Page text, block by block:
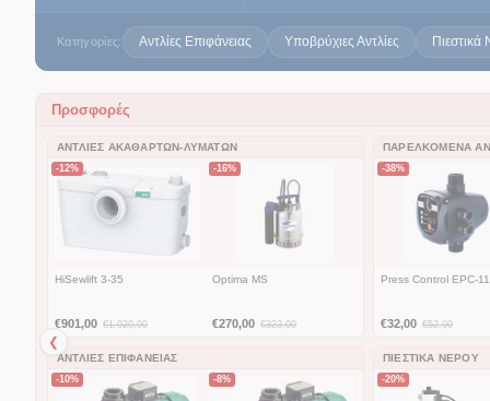
Κατηγορίες: Αντλίες Επιφάνειας Υποβρύχιες Αντλίες Πιεστικά
Προσφορές
❮
ΑΝΤΛΊΕΣ ΑΚΑΘΆΡΤΩΝ-ΛΥΜΆΤΩΝ
-12%
HiSewlift 3-35
€901,00 €1.020,00
-16%
Optima MS
€270,00 €323,00
ΑΝΤΛΊΕΣ ΕΠΙΦΆΝΕΙΑΣ
-10% -8%
ΠΑΡΕΛΚΌΜΕΝΑ
-38%
Press Control EPC-
€32,00 €52,00
ΠΙΕΣΤΙΚΆ ΝΕΡΟΎ
-20%